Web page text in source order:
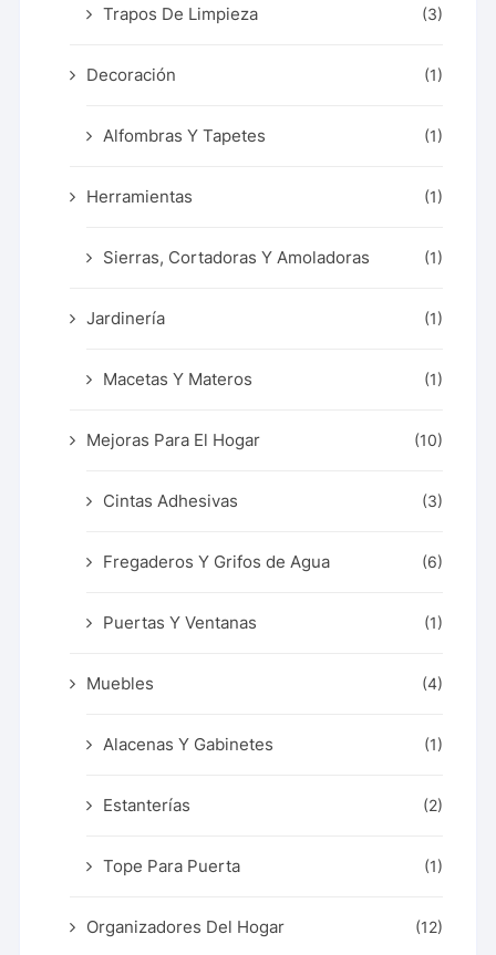
Trapos De Limpieza (3)
Decoración (1)
Alfombras Y Tapetes (1)
Herramientas (1)
Sierras, Cortadoras Y Amoladoras (1)
Jardinería (1)
Macetas Y Materos (1)
Mejoras Para El Hogar (10)
Cintas Adhesivas (3)
Fregaderos Y Grifos de Agua (6)
Puertas Y Ventanas (1)
Muebles (4)
Alacenas Y Gabinetes (1)
Estanterías (2)
Tope Para Puerta (1)
Organizadores Del Hogar (12)